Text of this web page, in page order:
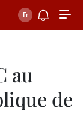
au
de